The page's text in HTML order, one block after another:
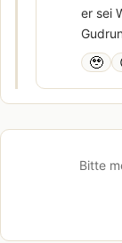
er sei
Gudrun
🥹
Bitte